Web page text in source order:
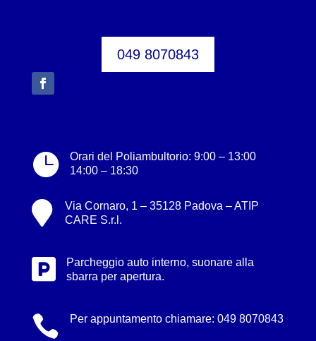
049 8070843

Orari del Poliambultorio: 9:00 – 13:00
14:00 – 18:30

Via Cornaro, 1 – 35128 Padova – ATIP
CARE S.r.l.

Parcheggio auto interno, suonare alla
sbarra per apertura.
 Per appuntamento chiamare: 049 8070843